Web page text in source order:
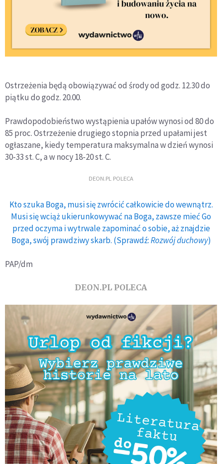
Ostrzeżenia będą obowiązywać od środy od godz. 12.30 do
piątku do godz. 20.00.
Prawdopodobieństwo wystąpienia upałów wynosi od 80 do
85 proc. Ostrzeżenie drugiego stopnia przed upałami jest
ogłaszane, kiedy temperatura maksymalna w dzień wynosi
30-33 st. C, a w nocy 18-20 st. C.
DEON.PL POLECA
Kto szuka Boga, musi się zwrócić całkowicie do wewnątrz.
Musi się wciąż ukierunkowywać na Boga, zawsze mieć Go
przed oczyma i wytrwale zapominać o sobie, aż znajdzie
Boga, swój prawdziwy skarb. (Sprawdź:Rozwój duchowy)
PAP/dm
DEON.PL POLECA